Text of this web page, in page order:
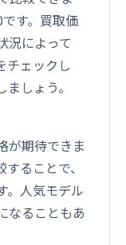
す。買取価
況によって
チェックし
しょう。
が期待できま
ることで、
。人気モデル
なることもあ